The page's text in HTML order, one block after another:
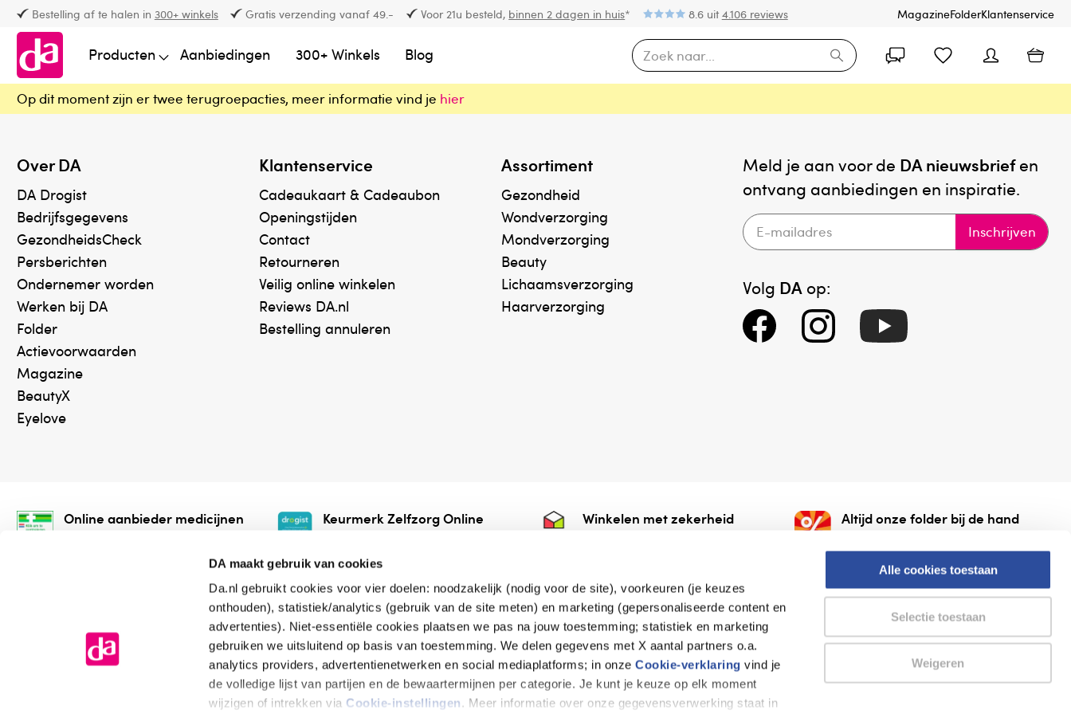
DA maakt gebruik van cookies
Da.nl gebruikt cookies voor vier doelen: noodzakelijk (nodig voor de site), voorkeuren (je keuzes
onthouden), statistiek/analytics (gebruik van de site meten) en marketing (gepersonaliseerde content en
advertenties). Niet-essentiële cookies plaatsen we pas na jouw toestemming; statistiek en marketing
gebruiken we uitsluitend op basis van toestemming. We delen gegevens met X aantal partners o.a.
analytics providers, advertentienetwerken en social mediaplatforms; in onzeCookie-verklaring vind je
de volledige lijst van partijen en de bewaartermijnen per categorie. Je kunt je keuze op elk moment
wijzigen of intrekken via Cookie-instellingen. Meer informatie over onze gegevensverwerking staat in
Alle cookies toestaan
Selectie toestaan
Weigeren
Bestelling af te halen in 300+ winkels Gratis verzending vanaf 49.- Voor 21u besteld, binnen 2 dagen in huis* 8.6 uit4.106 reviews MagazineFolderKlantenservice
Producten Aanbiedingen 300+ Winkels Blog
Op dit moment zijn er twee terugroepacties, meer informatie vind je hier
Over DA
DA Drogist
Bedrijfsgegevens
GezondheidsCheck
Persberichten
Ondernemer worden
Werken bij DA
Folder
Actievoorwaarden
Magazine
BeautyX
Eyelove
Klantenservice
Cadeaukaart & Cadeaubon
Openingstijden
Contact
Retourneren
Veilig online winkelen
Reviews DA.nl
Bestelling annuleren
Assortiment
Gezondheid
Wondverzorging
Mondverzorging
Beauty
Lichaamsverzorging
Haarverzorging
Meld je aan voor de DA nieuwsbriefen
ontvang aanbiedingen en inspiratie.
Inschrijven
Volg DA op:
Online aanbieder medicijnen
onze webshop mag verkopen.
Keurmerk Zelfzorg Online
online.
Winkelen met zekerheid Altijd onze folder bij de hand
AlleFolders.
de vriendelijke specialist
Algemene voorwaarden Cookieverklaring Disclaimer Privacy verklaring Thuiswinkel waarborg